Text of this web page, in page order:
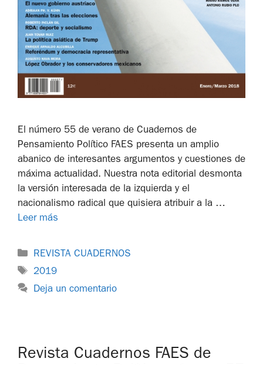
El número 55 de verano de Cuadernos de
Pensamiento Político FAES presenta un amplio
abanico de interesantes argumentos y cuestiones de
máxima actualidad. Nuestra nota editorial desmonta
la versión interesada de la izquierda y el
nacionalismo radical que quisiera atribuir a la …
Leer más
REVISTA CUADERNOS
2019
Deja un comentario
Revista Cuadernos FAES de